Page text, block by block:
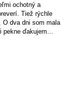
ochotný a
Tiež rýchle
O dva dni som mala
pekne ďakujem…